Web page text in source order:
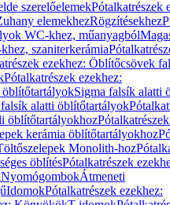
szerelőelemekPótalkatrészek
elemekhezRögzítésekhez
WC-khez, műanyagból
szaniterkerámia
ezekhez: Öblítőcsövek
Pótalkatrészek ezekhez:
Sigma falsík alatti
alatti öblítőtartályok
öblítőtartályokhoz
kerámia öblítőtartályokhoz
Monolith-hoz
öblítésPótalkatrészek
NyomógombokÁtmeneti
IdomokPótalkatrészek ezekhez: